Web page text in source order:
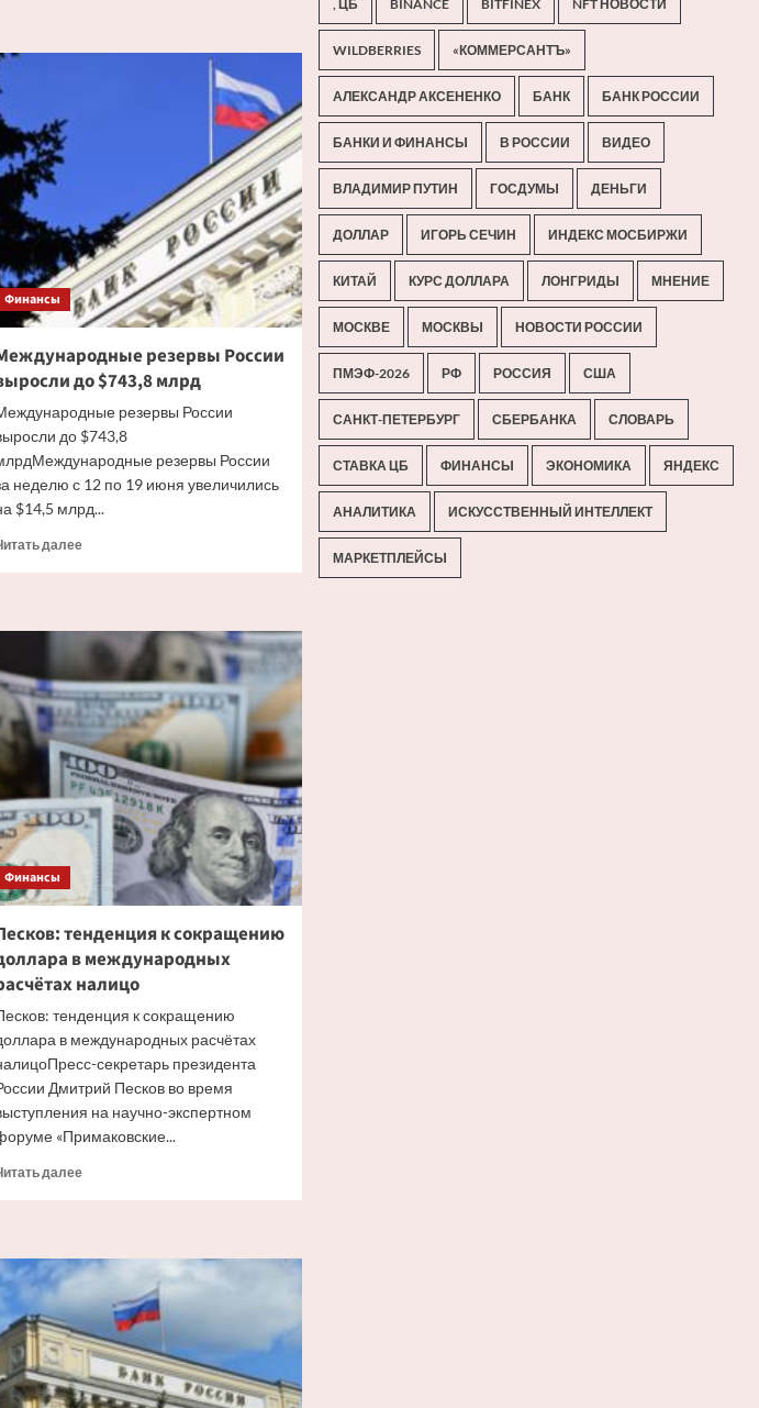
факторов
Финансы
резервы России
до $743,8 млрд
резервы России
до $743,8
резервы России
неделю с 12 по 19 июня увеличились
$14,5 млрд...
далееПрочитать
России
выросли
до
$743,8
млрд
Финансы
тенденция к сокращению
в международных
налицо
тенденция к сокращению
в международных расчётах
секретарь президента
Дмитрий Песков во время
на научно-экспертном
«Примаковские...
далееПрочитать
к
сокращению
доллара
в
международных
расчётах
налицо
, ЦБ BINANCE BITFINEX NFT НОВОСТИ
WILDBERRIES «КОММЕРСАНТЪ»
АЛЕКСАНДР АКСЕНЕНКО БАНК БАНК РОССИИ
БАНКИ И ФИНАНСЫ В РОССИИ ВИДЕО
ВЛАДИМИР ПУТИН ГОСДУМЫ ДЕНЬГИ
ДОЛЛАР ИГОРЬ СЕЧИН ИНДЕКС МОСБИРЖИ
КИТАЙ КУРС ДОЛЛАРА ЛОНГРИДЫ МНЕНИЕ
МОСКВЕ МОСКВЫ НОВОСТИ РОССИИ
ПМЭФ-2026 РФ РОССИЯ США
САНКТ-ПЕТЕРБУРГ СБЕРБАНКА СЛОВАРЬ
СТАВКА ЦБ ФИНАНСЫ ЭКОНОМИКА ЯНДЕКС
АНАЛИТИКА ИСКУССТВЕННЫЙ ИНТЕЛЛЕКТ
МАРКЕТПЛЕЙСЫ